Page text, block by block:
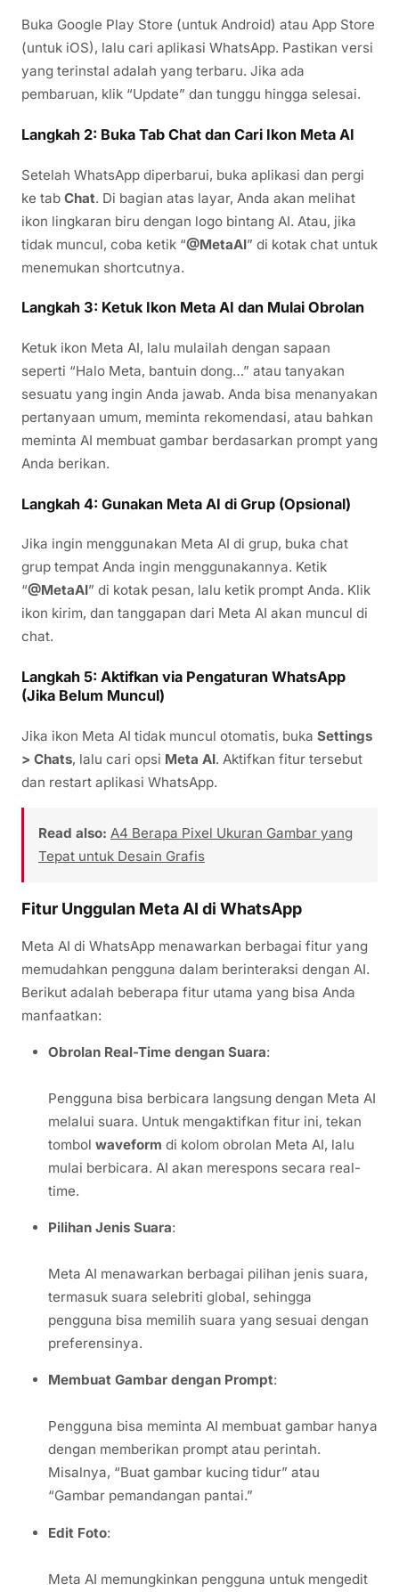
Buka Google Play Store (untuk Android) atau App Store
(untuk iOS), lalu cari aplikasi WhatsApp. Pastikan versi
yang terinstal adalah yang terbaru. Jika ada
pembaruan, klik “Update” dan tunggu hingga selesai.
Langkah 2: Buka Tab Chat dan Cari Ikon Meta AI
Setelah WhatsApp diperbarui, buka aplikasi dan pergi
ke tab Chat. Di bagian atas layar, Anda akan melihat
ikon lingkaran biru dengan logo bintang AI. Atau, jika
tidak muncul, coba ketik “@MetaAI” di kotak chat untuk
menemukan shortcutnya.
Langkah 3: Ketuk Ikon Meta AI dan Mulai Obrolan
Ketuk ikon Meta AI, lalu mulailah dengan sapaan
seperti “Halo Meta, bantuin dong…” atau tanyakan
sesuatu yang ingin Anda jawab. Anda bisa menanyakan
pertanyaan umum, meminta rekomendasi, atau bahkan
meminta AI membuat gambar berdasarkan prompt yang
Anda berikan.
Langkah 4: Gunakan Meta AI di Grup (Opsional)
Jika ingin menggunakan Meta AI di grup, buka chat
grup tempat Anda ingin menggunakannya. Ketik
“@MetaAI” di kotak pesan, lalu ketik prompt Anda. Klik
ikon kirim, dan tanggapan dari Meta AI akan muncul di
chat.
Langkah 5: Aktifkan via Pengaturan WhatsApp
(Jika Belum Muncul)
Jika ikon Meta AI tidak muncul otomatis, buka Settings
> Chats, lalu cari opsi Meta AI. Aktifkan fitur tersebut
dan restart aplikasi WhatsApp.
Read also: A4 Berapa Pixel Ukuran Gambar yang
Tepat untuk Desain Grafis
Fitur Unggulan Meta AI di WhatsApp
Meta AI di WhatsApp menawarkan berbagai fitur yang
memudahkan pengguna dalam berinteraksi dengan AI.
Berikut adalah beberapa fitur utama yang bisa Anda
manfaatkan:
Obrolan Real-Time dengan Suara:
Pengguna bisa berbicara langsung dengan Meta AI
melalui suara. Untuk mengaktifkan fitur ini, tekan
tombol waveform di kolom obrolan Meta AI, lalu
mulai berbicara. AI akan merespons secara real-
time.
Pilihan Jenis Suara:
Meta AI menawarkan berbagai pilihan jenis suara,
termasuk suara selebriti global, sehingga
pengguna bisa memilih suara yang sesuai dengan
preferensinya.
Membuat Gambar dengan Prompt:
Pengguna bisa meminta AI membuat gambar hanya
dengan memberikan prompt atau perintah.
Misalnya, “Buat gambar kucing tidur” atau
“Gambar pemandangan pantai.”
Edit Foto:
Meta AI memungkinkan pengguna untuk mengedit